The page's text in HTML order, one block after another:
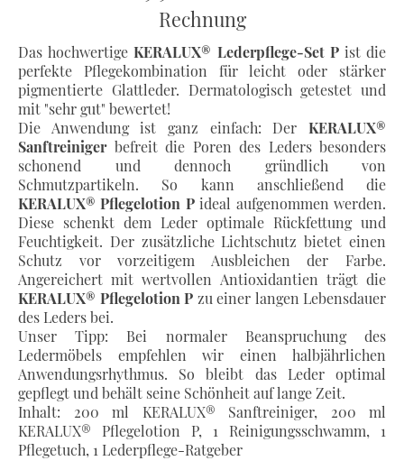
Rechnung
Das hochwertigeKERALUX® Lederpflege-Set Pist die
perfekte Pflegekombination für leicht oder stärker
pigmentierte Glattleder. Dermatologisch getestet und
mit "sehr gut" bewertet!
Die Anwendung ist ganz einfach: Der KERALUX®
Sanftreinigerbefreit die Poren des Leders besonders
schonend und dennoch gründlich von
Schmutzpartikeln. So kann anschließend die
KERALUX® Pflegelotion Pideal aufgenommen werden.
Diese schenkt dem Leder optimale Rückfettung und
Feuchtigkeit. Der zusätzliche Lichtschutz bietet einen
Schutz vor vorzeitigem Ausbleichen der Farbe.
Angereichert mit wertvollen Antioxidantien trägt die
KERALUX® Pflegelotion P zu einer langen Lebensdauer
des Leders bei.
Unser Tipp: Bei normaler Beanspruchung des
Ledermöbels empfehlen wir einen halbjährlichen
Anwendungsrhythmus. So bleibt das Leder optimal
gepflegt und behält seine Schönheit auf lange Zeit.
Inhalt: 200 ml KERALUX® Sanftreiniger, 200 ml
KERALUX® Pflegelotion P, 1 Reinigungsschwamm, 1
Pflegetuch, 1 Lederpflege-Ratgeber